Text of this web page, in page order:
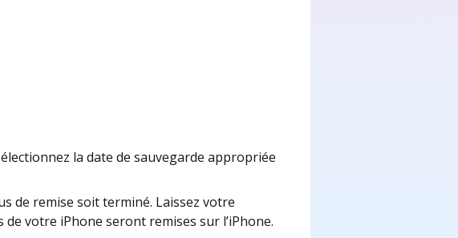
la date de sauvegarde appropriée
de remise soit terminé. Laissez votre
votre iPhone seront remises sur l’iPhone.